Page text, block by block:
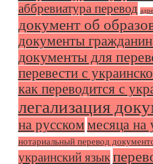
аббревиатура перевод
документ об
документы
документы для
перевести с
как переводится с
легализация
на русском месяца на
нотариальный перевод
украинский язык